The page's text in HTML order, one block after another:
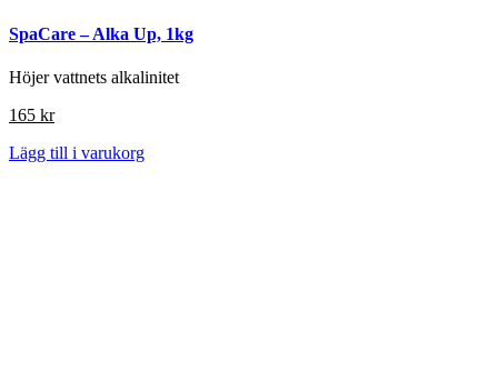
SpaCare – Alka Up, 1kg
Höjer vattnets alkalinitet
165 kr
Lägg till i varukorg